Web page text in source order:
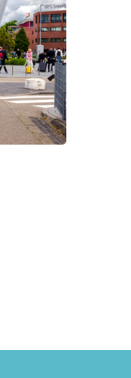
VAN HET JAAR
VANUIT